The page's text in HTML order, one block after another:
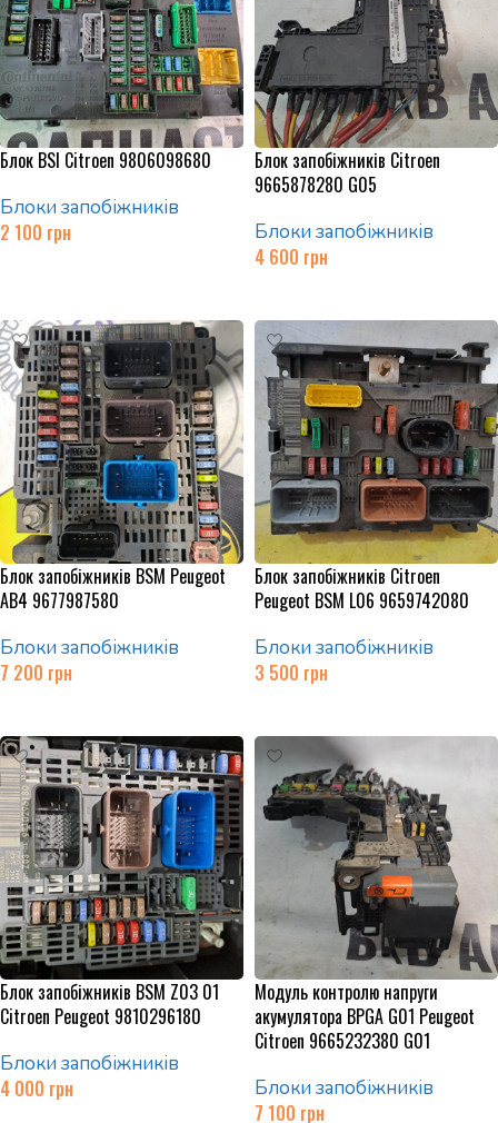
Блок BSI Citroen 9806098680
Блоки запобіжників
2 100 грн
Блок запобіжників Citroen
9665878280 G05
Блоки запобіжників
4 600 грн
Блок запобіжників BSM Peugeot
AB4 9677987580
Блоки запобіжників
7 200 грн
Блок запобіжників Citroen
Peugeot BSM L06 9659742080
Блоки запобіжників
3 500 грн
Блок запобіжників BSM Z03 01
Citroen Peugeot 9810296180
Блоки запобіжників
4 000 грн
Модуль контролю напруги
акумулятора BPGA G01 Peugeot
Citroen 9665232380 G01
Блоки запобіжників
7 100 грн